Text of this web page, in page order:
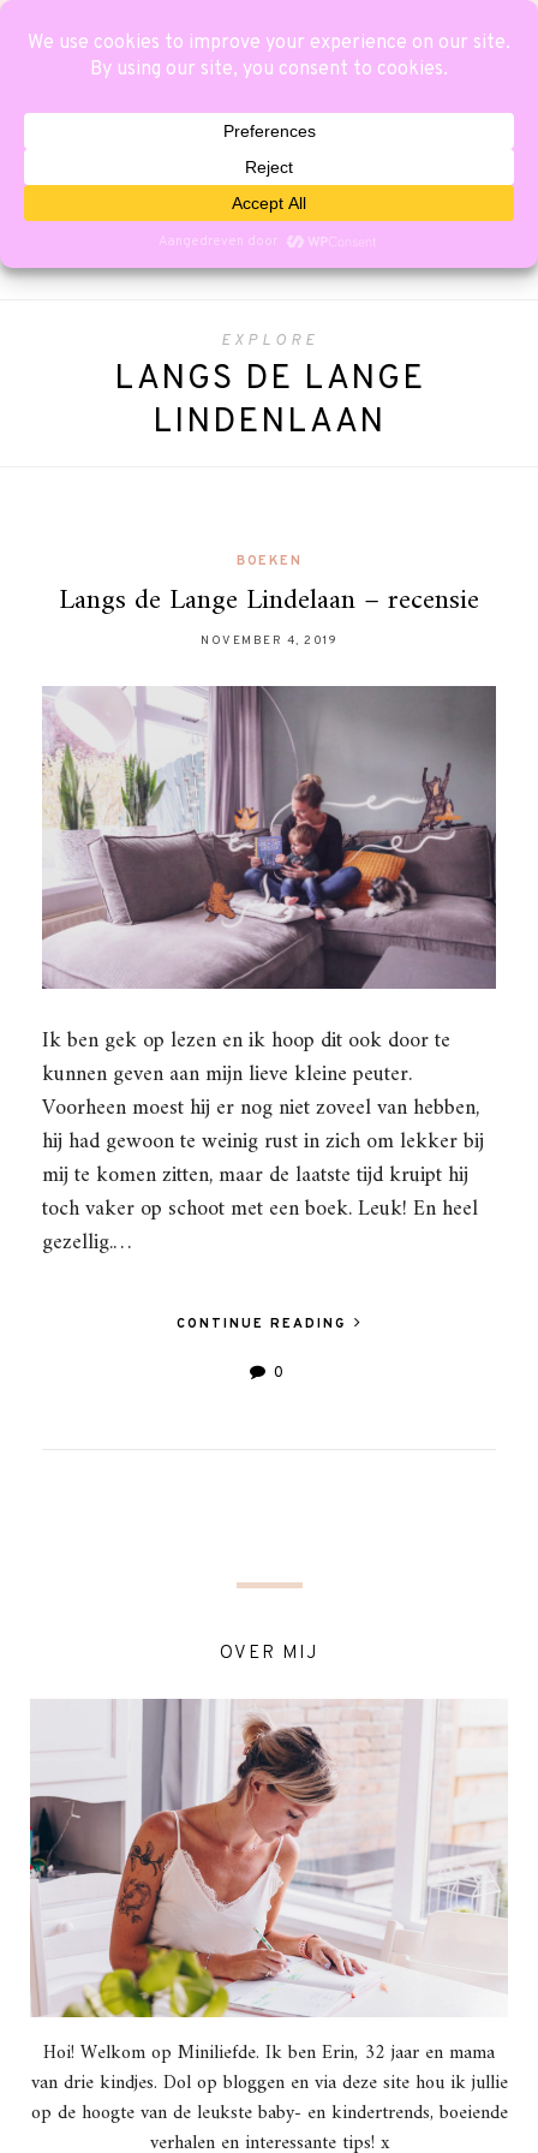
EXPLORE
LANGS DE LANGE
LINDENLAAN
BOEKEN
Langs de Lange Lindelaan – recensie
NOVEMBER 4, 2019
Ik ben gek op lezen en ik hoop dit ook door te
kunnen geven aan mijn lieve kleine peuter.
Voorheen moest hij er nog niet zoveel van hebben,
hij had gewoon te weinig rust in zich om lekker bij
mij te komen zitten, maar de laatste tijd kruipt hij
toch vaker op schoot met een boek. Leuk! En heel
gezellig.…
CONTINUE READING
0
OVER MIJ
Hoi! Welkom op Miniliefde. Ik ben Erin, 32 jaar en mama
van drie kindjes. Dol op bloggen en via deze site hou ik jullie
op de hoogte van de leukste baby- en kindertrends, boeiende
verhalen en interessante tips! x